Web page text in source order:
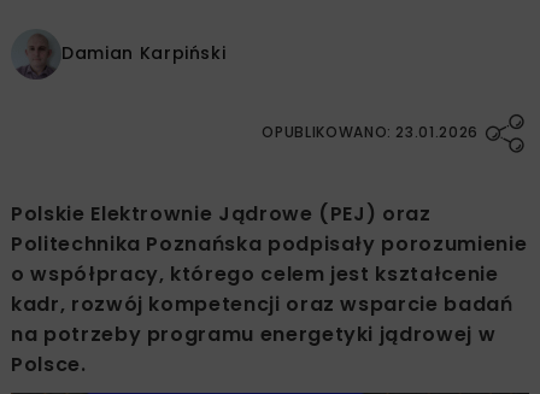
Damian Karpiński
OPUBLIKOWANO: 23.01.2026
Polskie Elektrownie Jądrowe (PEJ) oraz
Politechnika Poznańska podpisały porozumienie
o współpracy, którego celem jest kształcenie
kadr, rozwój kompetencji oraz wsparcie badań
na potrzeby programu energetyki jądrowej w
Polsce.